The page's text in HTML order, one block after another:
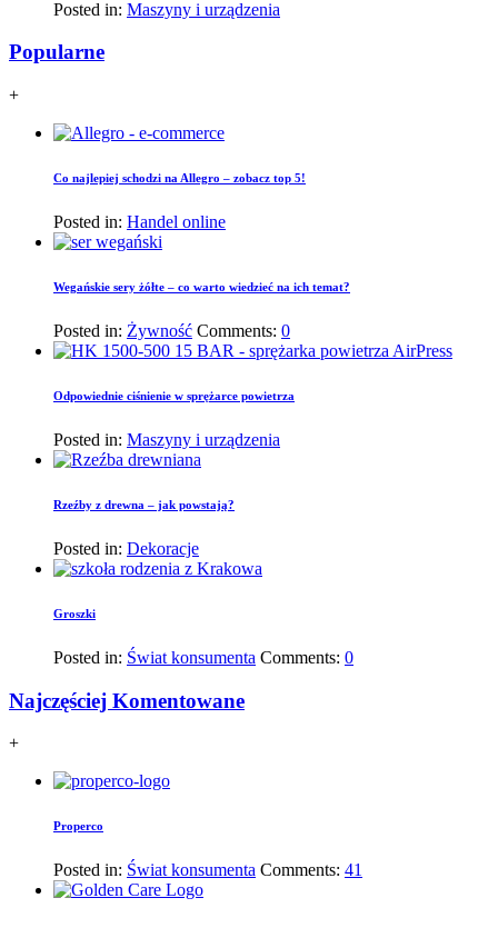
Posted in: Maszyny i urządzenia
Popularne
+
Co najlepiej schodzi na Allegro – zobacz top 5!
Posted in: Handel online
Wegańskie sery żółte – co warto wiedzieć na ich temat?
Posted in: Żywność Comments: 0
Odpowiednie ciśnienie w sprężarce powietrza
Posted in: Maszyny i urządzenia
Rzeźby z drewna – jak powstają?
Posted in: Dekoracje
Groszki
Posted in: Świat konsumenta Comments: 0
Najczęściej Komentowane
+
Properco
Posted in: Świat konsumenta Comments: 41